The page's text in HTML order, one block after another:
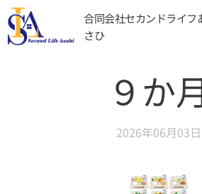
合同会社セカンドライフ
さひ
９か
2026年06月03日